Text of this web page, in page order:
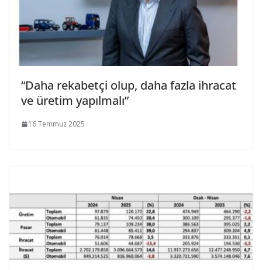
“Daha rekabetçi olup, daha fazla ihracat
ve üretim yapılmalı”
16 Temmuz 2025